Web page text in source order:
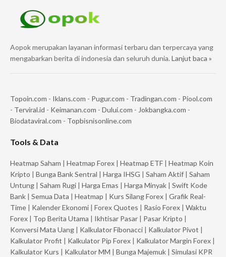
Aopok merupakan layanan informasi terbaru dan terpercaya yang
mengabarkan berita di indonesia dan seluruh dunia.Lanjut baca »
Topoin.com - Iklans.com - Pugur.com - Tradingan.com - Piool.com
- Terviral.id - Keimanan.com - Dului.com - Jokbangka.com -
Biodataviral.com - Topbisnisonline.com
Tools & Data
Heatmap Saham Heatmap Forex Heatmap ETF
Heatmap Koin
Kripto
Bunga Bank Sentral Harga IHSG Saham Aktif
Saham
Untung
Saham Rugi Harga Emas Harga Minyak
Swift Kode
Bank
Semua Data Heatmap Kurs Silang Forex
Grafik Real-
Time
Kalender Ekonomi Forex Quotes Rasio Forex
Waktu
Forex
Top Berita Utama Ikhtisar Pasar Pasar Kripto
Konversi Mata Uang
Kalkulator Fibonacci Kalkulator Pivot
Kalkulator Profit
Kalkulator Pip Forex Kalkulator Margin Forex
Kalkulator Kurs
Kalkulator MM Bunga Majemuk
Simulasi KPR